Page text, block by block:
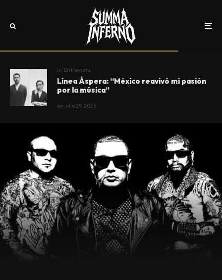
In Entrevista
Línea Áspera: “México reavivó mi pasión
por la música”
en julio 29, 2026